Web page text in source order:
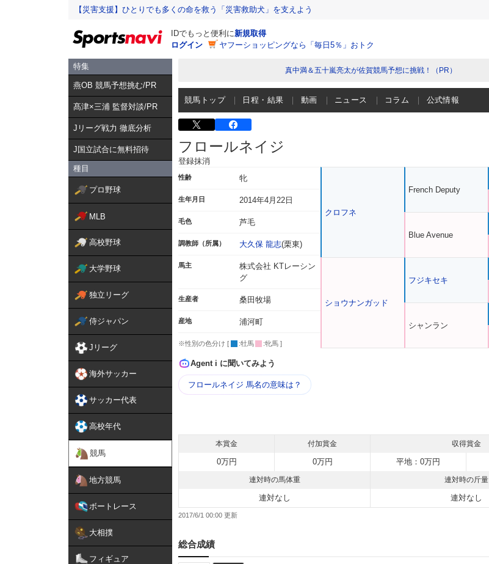
【災害支援】ひとりでも多くの命を救う「災害救助犬」を支えよう
IDでもっと便利に新規取得
ログイン
ヤフーショッピングなら「毎日5％」おトク
特集
燕OB 競馬予想挑む/PR
髙津×三浦 監督対談/PR
Jリーグ戦力 徹底分析
J国立試合に無料招待
種目
プロ野球
MLB
高校野球
大学野球
独立リーグ
侍ジャパン
Jリーグ
海外サッカー
サッカー代表
高校年代
競馬
地方競馬
ボートレース
大相撲
フィギュア
真中満＆五十嵐亮太が佐賀競馬予想に挑戦！（PR）
競馬トップ 日程・結果 動画 ニュース コラム 公式情報
フロールネイジ
登録抹消
性齢 牝
生年月日 2014年4月22日
毛色 芦毛
調教師（所属） 大久保 龍志(栗東)
馬主
株式会社 KTレーシン
グ
生産者 桑田牧場
産地 浦河町
※性別の色分け [ :牡馬 :牝馬 ]
クロフネ
ショウナンガッド
French Deputy
Blue Avenue
フジキセキ
シャンラン
Agent i に聞いてみよう
フロールネイジ 馬名の意味は？
本賞金 付加賞金 収得賞金
0万円 0万円 平地：0万円
連対時の馬体重 連対時の斤量
連対なし 連対なし
2017/6/1 00:00
総合成績